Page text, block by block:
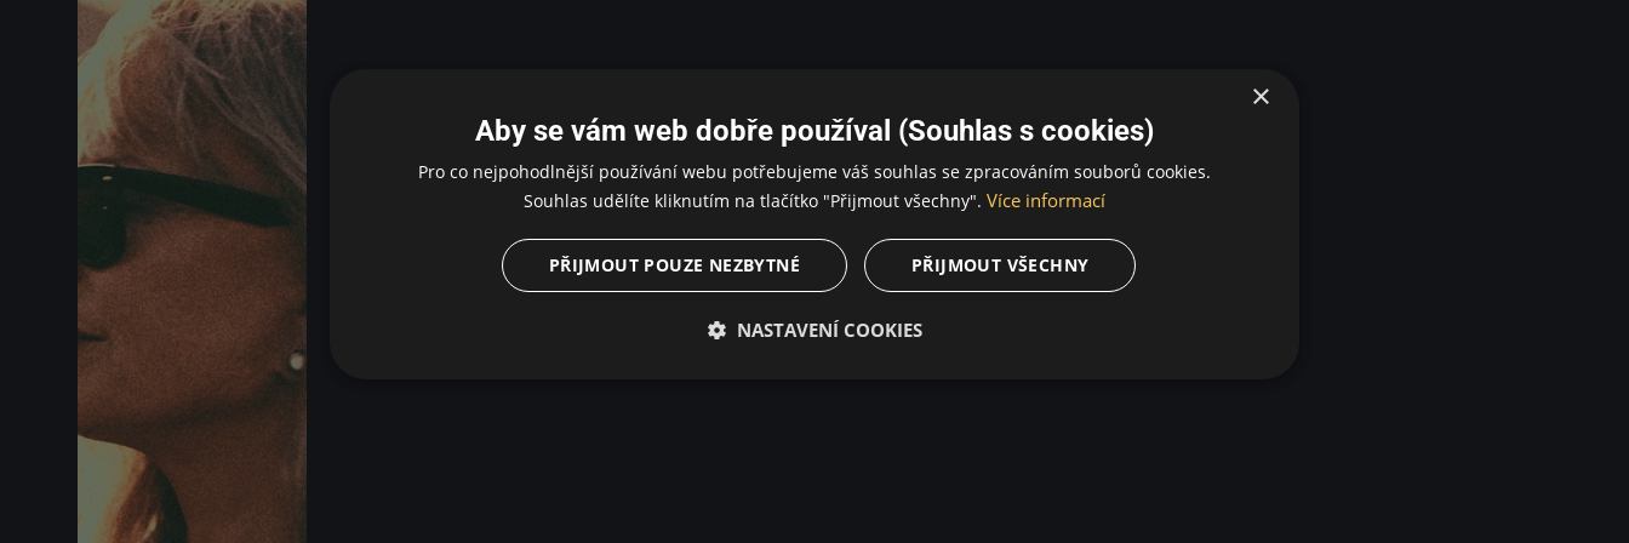
×
Aby se vám web dobře používal (Souhlas s cookies)
Pro co nejpohodlnější používání webu potřebujeme váš souhlas se zpracováním souborů cookies.
Souhlas udělíte kliknutím na tlačítko "Přijmout všechny". Více informací
PŘIJMOUT VŠECHNY
PŘIJMOUT POUZE NEZBYTNÉ
NASTAVENÍ COOKIES